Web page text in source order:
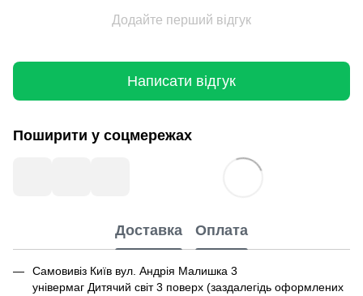
Додайте перший відгук
Написати відгук
Поширити у соцмережах
Доставка Оплата
Самовивіз Київ вул. Андрія Малишка 3
універмаг Дитячий світ 3 поверх (заздалегідь оформлених